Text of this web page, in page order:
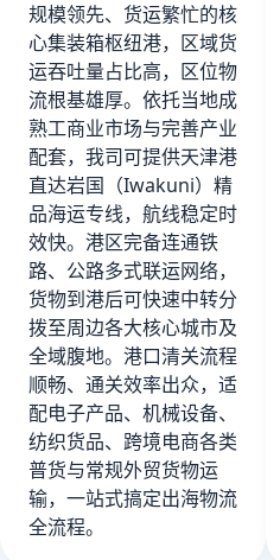
规模领先、货运繁忙的核
心集装箱枢纽港，区域货
运吞吐量占比高，区位物
流根基雄厚。依托当地成
熟工商业市场与完善产业
配套，我司可提供天津港
直达岩国（Iwakuni）精
品海运专线，航线稳定时
效快。港区完备连通铁
路、公路多式联运网络，
货物到港后可快速中转分
拨至周边各大核心城市及
全域腹地。港口清关流程
顺畅、通关效率出众，适
配电子产品、机械设备、
纺织货品、跨境电商各类
普货与常规外贸货物运
输，一站式搞定出海物流
全流程。